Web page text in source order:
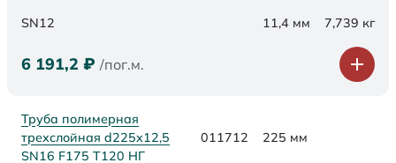
SN12 11,4 мм 7,739 кг
6 191,2 ₽ /пог.м.
Труба полимерная
трехслойная d225х12,5
SN16 F175 Т120 НГ
011712 225 мм